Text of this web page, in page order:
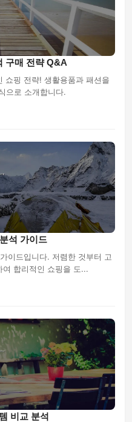
구매 전략 Q&A
쇼핑 전략! 생활용품과 패션을
으로 소개합니다.
석 가이드
이드입니다. 저렴한 것부터 고
여 합리적인 쇼핑을 도...
비교 분석